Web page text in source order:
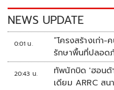
k k
NEWS UPDATE
0:01 น.
“โครงสร้างเก่า-คนใหม่
รักษาพื้นที่ปลอด
20:43 น.
ทัพนักบิด 'ฮอนด้
เดียม ARRC ส